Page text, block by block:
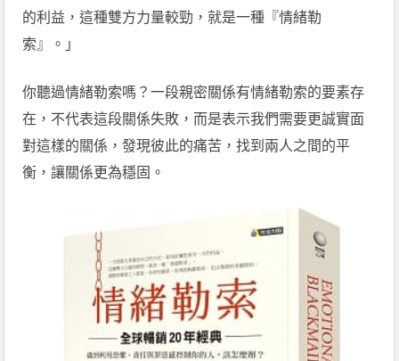
的利益，這種雙方力量較勁，就是一種『情緒勒
索』。」
你聽過情緒勒索嗎？一段親密關係有情緒勒索的要素存
在，不代表這段關係失敗，而是表示我們需要更誠實面
對這樣的關係，發現彼此的痛苦，找到兩人之間的平
衡，讓關係更為穩固。